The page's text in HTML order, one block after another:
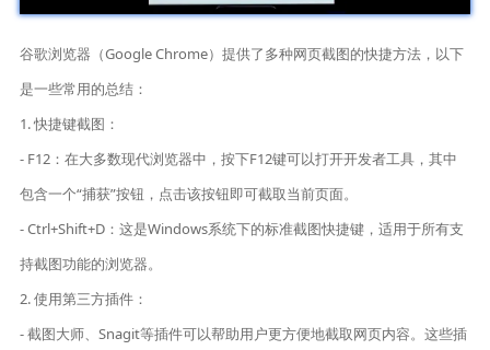
谷歌浏览器（Google Chrome）提供了多种网页截图的快捷方法，以下
是一些常用的总结：
1. 快捷键截图：
- F12：在大多数现代浏览器中，按下F12键可以打开开发者工具，其中
包含一个“捕获”按钮，点击该按钮即可截取当前页面。
- Ctrl+Shift+D：这是Windows系统下的标准截图快捷键，适用于所有支
持截图功能的浏览器。
2. 使用第三方插件：
- 截图大师、Snagit等插件可以帮助用户更方便地截取网页内容。这些插